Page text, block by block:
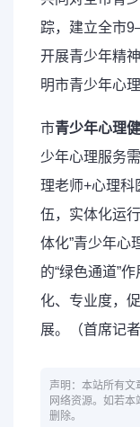
踪，建立全市
开展青少年精
明市青少年心
市青少年心理
少年心理服务
理老师+心理科
伍，实体化运
体化”青少年心
的“绿色通道”
化、专业度，
展。（首席记
声明：本站所有文
网络资源。如若
删除。